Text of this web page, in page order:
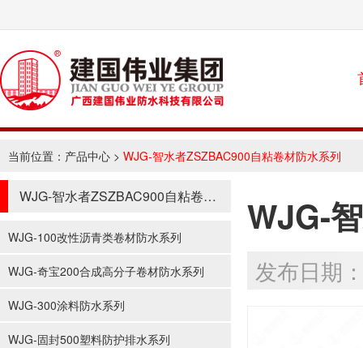
当前位置： 产品中心 > WJG-智水者ZSZBAC900自粘卷材防水系列
WJG-智水者ZSZBAC900自粘卷材防水系列
WJG-100改性沥青类卷材防水系列
WJG-奇宝200合成高分子卷材防水系列
WJG-300涂料防水系列
WJG-固封500塑料防护排水系列
WJG-
发布日期